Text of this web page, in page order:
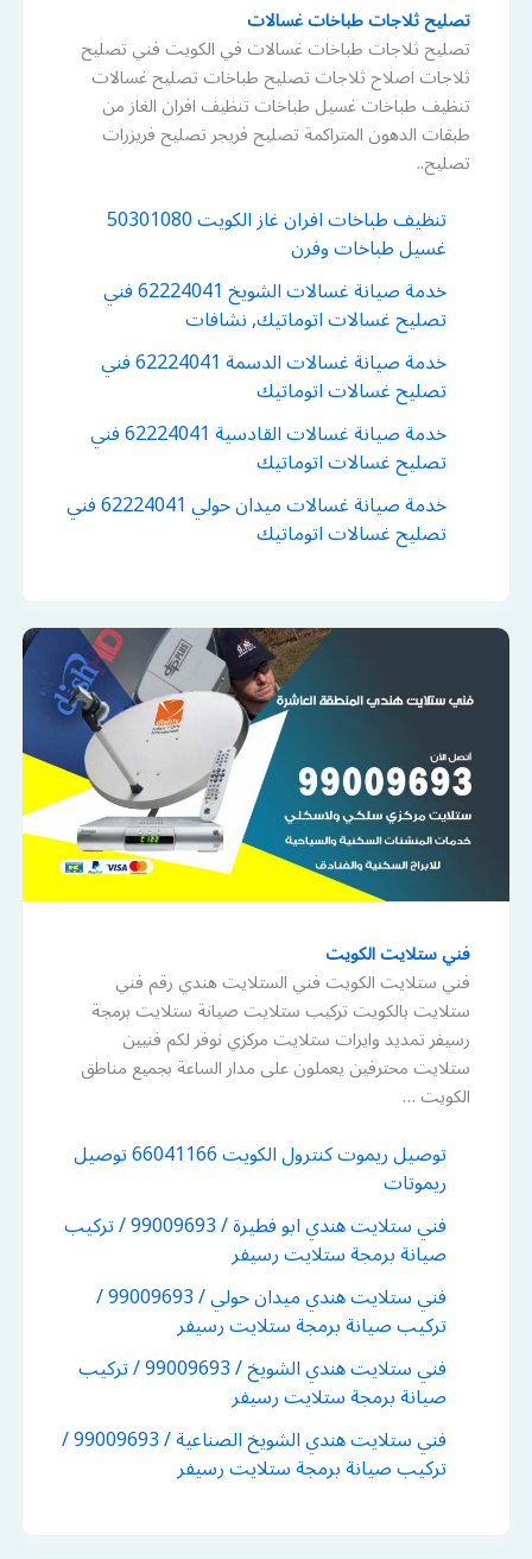
تصليح ثلاجات طباخات غسالات
تصليح ثلاجات طباخات غسالات في الكويت فني تصليح
ثلاجات اصلاح ثلاجات تصليح طباخات تصليح غسالات
تنظيف طباخات غسيل طباخات تنظيف افران الغاز من
طبقات الدهون المتراكمة تصليح فريجر تصليح فريزرات
تصليح..
تنظيف طباخات افران غاز الكويت 50301080
غسيل طباخات وفرن
خدمة صيانة غسالات الشويخ 62224041 فني
تصليح غسالات اتوماتيك, نشافات
خدمة صيانة غسالات الدسمة 62224041 فني
تصليح غسالات اتوماتيك
خدمة صيانة غسالات القادسية 62224041 فني
تصليح غسالات اتوماتيك
خدمة صيانة غسالات ميدان حولي 62224041 فني
تصليح غسالات اتوماتيك
فني ستلايت الكويت
فني ستلايت الكويت فني الستلايت هندي رقم فني
ستلايت بالكويت تركيب ستلايت صيانة ستلايت برمجة
رسيفر تمديد وايرات ستلايت مركزي نوفر لكم فنيين
ستلايت محترفين يعملون على مدار الساعة بجميع مناطق
الكويت …
توصيل ريموت كنترول الكويت 66041166 توصيل
ريموتات
فني ستلايت هندي ابو فطيرة / 99009693 / تركيب
صيانة برمجة ستلايت رسيفر
فني ستلايت هندي ميدان حولي / 99009693 /
تركيب صيانة برمجة ستلايت رسيفر
فني ستلايت هندي الشويخ / 99009693 / تركيب
صيانة برمجة ستلايت رسيفر
فني ستلايت هندي الشويخ الصناعية / 99009693 /
تركيب صيانة برمجة ستلايت رسيفر